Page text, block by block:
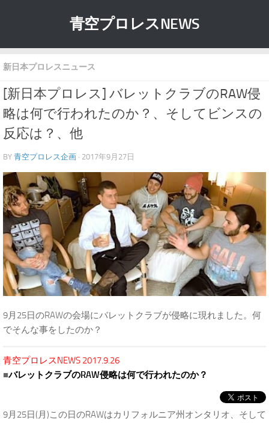
青空プロレスNEWS
新日本プロレスニュース
[新日本プロレス] バレットクラブのRAW侵
略は何で行われたのか？、そしてビンスの
反応は？、他
BY 青空プロレス企画 · 2017年9月27日
9月25日のRAWの会場にバレットクラブが侵略に現れました。何
でそんな事をしたのか？
青空プロレスNEWS 2017.9.26
■バレットクラブのRAW侵略は何で行われたのか？
9月25日(月)この日のRAWはカリフォルニア州オンタリオ、そして